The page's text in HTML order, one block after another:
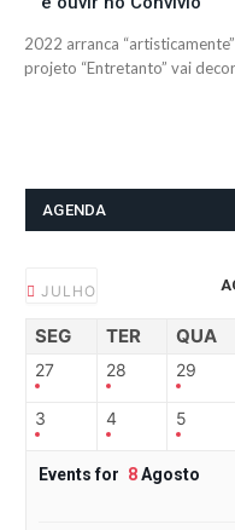
2022 arranca
projeto “Entretanto” vai
AGENDA
JULHO
SEG TER QUA
27 28 29
3 4 5
Events for 8Agosto